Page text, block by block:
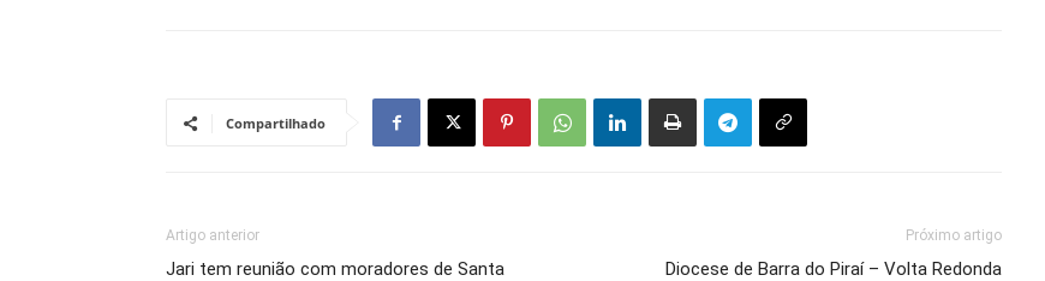
Compartilhado
Artigo anterior
Jari tem reunião com moradores de Santa
Próximo artigo
Diocese de Barra do Piraí – Volta Redonda